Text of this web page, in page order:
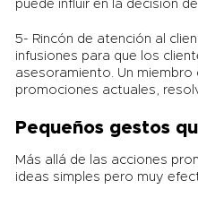
puede influir en la decisión
5- Rincón de atención al
infusiones para que los
asesoramiento. Un
promociones actuales,
Pequeños gestos
Más allá de las acciones
ideas simples pero muy